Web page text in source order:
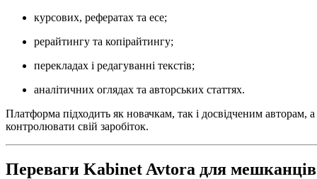
курсових, рефератах та есе;
рерайтингу та копірайтингу;
перекладах і редагуванні текстів;
аналітичних оглядах та авторських статтях.
Платформа підходить як новачкам, так і досвідченим авторам,
контролювати свій заробіток.
Переваги Kabinet Avtora для